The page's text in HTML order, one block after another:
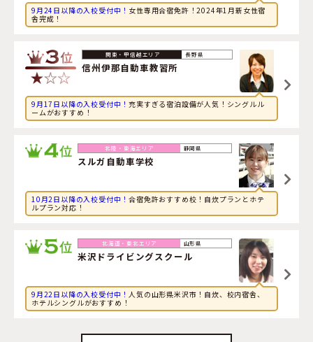
2026年8月8日
9月24日以降の入校受付中！ 女性専用合宿免許！2024年1月新女性宿
舎完成！
長野県
信州伊那自動車教習所
9月17日以降の入校受付中！充実すぎる宿泊設備が人気！シングルル
ームがおすすめ！
静岡県
スルガ自動車学校
10月2日以降の入校受付中！合宿免許おすすめ校！自炊プランとホテ
ルプラン対応！
山形県
米沢ドライビングスクール
9月22日以降の入校受付中！人気の山形県米沢市！自炊、校内宿舎、
ホテルシングルがおすすめ！